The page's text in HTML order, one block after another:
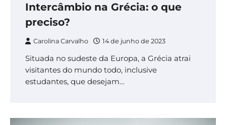
Intercâmbio na Grécia: o que
preciso?
Carolina Carvalho 14 de junho de 2023
Situada no sudeste da Europa, a Grécia atrai
visitantes do mundo todo, inclusive
estudantes, que desejam…